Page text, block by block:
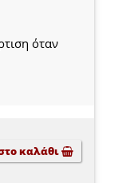
όταν
καλάθι